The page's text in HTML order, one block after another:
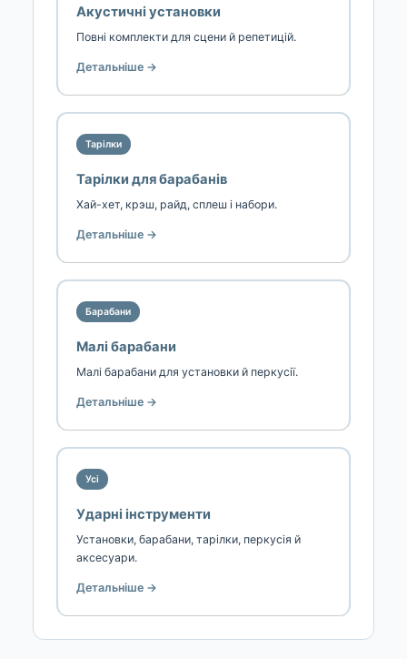
Акустичні установки
Повні комплекти для сцени й репетицій.
Детальніше →
Тарілки
Тарілки для барабанів
Хай-хет, крэш, райд, сплеш і набори.
Детальніше →
Барабани
Малі барабани
Малі барабани для установки й перкусії.
Детальніше →
Усі
Ударні інструменти
Установки, барабани, тарілки, перкусія й
аксесуари.
Детальніше →